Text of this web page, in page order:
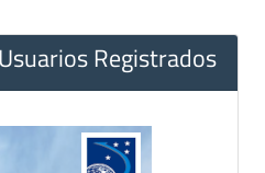
Registrados